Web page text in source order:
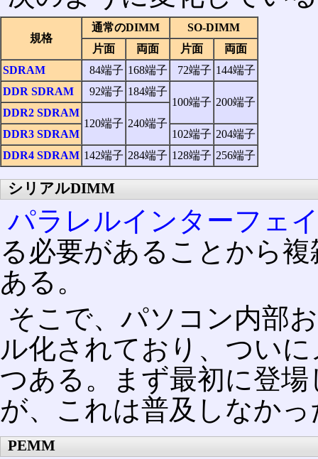
規格
通常のDIMM
SO-DIMM
片面
両面 片面
両面
SDRAM
84端子 168端子 72端子 144端子
DDR SDRAM
92端子 184端子
100端子 200端子
DDR2 SDRAM
120端子 240端子
DDR3 SDRAM
102端子 204端子
DDR4 SDRAM 142端子 284端子 128端子 256端子
シリアルDIMM
パラレルインターフェ
る必要があることから
ある。
そこで、パソコン内部
ル化されており、つい
つある。まず最初に登
が、これは普及しなかっ
PEMM